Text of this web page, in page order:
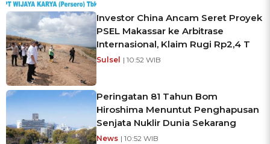
Investor China Ancam Seret Proyek
PSEL Makassar ke Arbitrase
Internasional, Klaim Rugi Rp2,4 T
Sulsel | 10:52 WIB
Peringatan 81 Tahun Bom
Hiroshima Menuntut Penghapusan
Senjata Nuklir Dunia Sekarang
News | 10:52 WIB